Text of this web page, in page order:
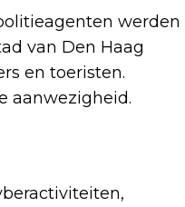
werden
van Den Haag
en toeristen.
aanwezigheid.